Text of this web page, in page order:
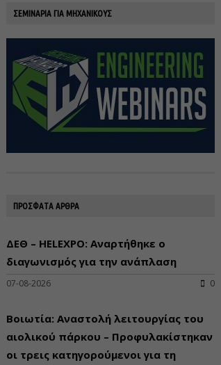
ΣΕΜΙΝΑΡΙΑ ΓΙΑ ΜΗΧΑΝΙΚΟΥΣ
ΠΡΟΣΦΑΤΑ ΑΡΘΡΑ
ΔΕΘ – HELEXPO: Αναρτήθηκε ο
διαγωνισμός για την ανάπλαση
07-08-2026 0
Βοιωτία: Αναστολή λειτουργίας του
αιολικού πάρκου – Προφυλακίστηκαν
οι τρεις κατηγορούμενοι για τη
Τιμή από: €230.00
Διάρκεια: 16 ώρες
Εισηγητής:
Τιμή από: €230.00
Διάρκεια: 14 ώρες